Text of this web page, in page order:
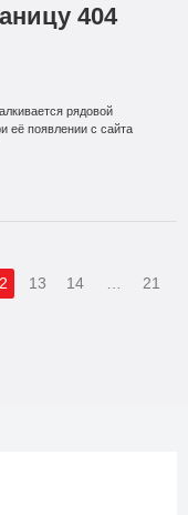
404
рядовой
её появлении с сайта
13 14
21